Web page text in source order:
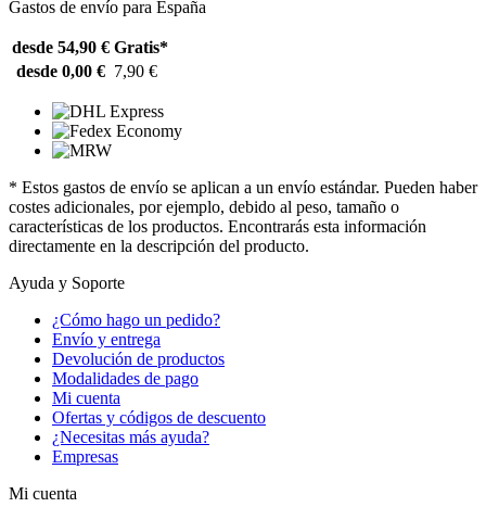
Gastos de envío para España
desde 54,90 € Gratis*
desde 0,00 € 7,90 €
* Estos gastos de envío se aplican a un envío estándar. Pueden haber
costes adicionales, por ejemplo, debido al peso, tamaño o
características de los productos. Encontrarás esta información
directamente en la descripción del producto.
Ayuda y Soporte
¿Cómo hago un pedido?
Envío y entrega
Devolución de productos
Modalidades de pago
Mi cuenta
Ofertas y códigos de descuento
¿Necesitas más ayuda?
Empresas
Mi cuenta